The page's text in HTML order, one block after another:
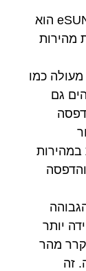
מבית eSUN הוא
מהירות
כמו
גם
יותר
מהר
זה